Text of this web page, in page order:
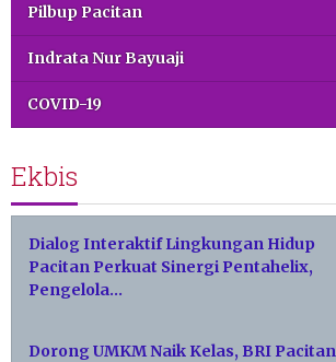
Pilbup Pacitan
Indrata Nur Bayuaji
COVID-19
Ekbis
Dialog Interaktif Lingkungan Hidup
Pacitan Perkuat Sinergi Pentahelix,
Pengelola…
Dorong UMKM Naik Kelas, BRI Pacitan